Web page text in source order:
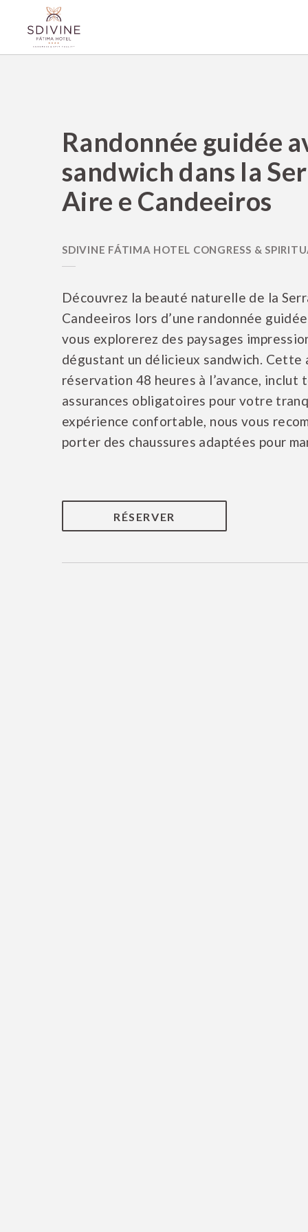
Randonnée Guidée Avec Sandwich Dans La Serra De Aire E
Randonnée guidée
sandwich dans la
Aire e Candeeiros
Découvrez la beauté naturelle de la
Candeeiros lors d’une randonnée
vous explorerez des paysages
dégustant un délicieux sandwich. Cette
réservation 48 heures à l’avance, inclut
assurances obligatoires pour votre
expérience confortable, nous vous
porter des chaussures adaptées pour
RÉSERVER